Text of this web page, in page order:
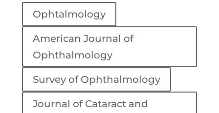
Ophtalmology
American Journal of
Ophthalmology
Survey of Ophthalmology
Journal of Cataract and